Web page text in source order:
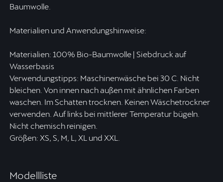
Baumwolle.
Materialien und Anwendungshinweise:
Materialien: 100% Bio-Baumwolle | Siebdruck auf
Wasserbasis
Verwendungstipps: Maschinenwäsche bei 30 C. Nicht
bleichen. Von innen nach außen mit ähnlichen Farben
waschen. Im Schatten trocknen. Keinen Wäschetrockner
verwenden. Auf links bei mittlerer Temperatur bügeln.
Nicht chemisch reinigen.
Größen: XS, S, M, L, XL und XXL.
Modellliste